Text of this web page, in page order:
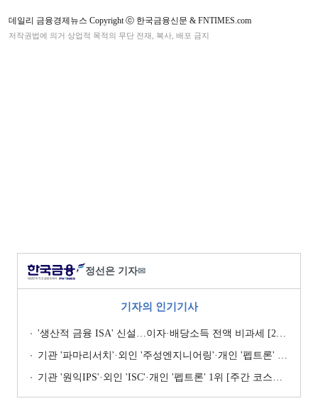
데일리 금융경제뉴스 Copyright ⓒ 한국금융신문 & FNTIMES.com
저작권법에 의거 상업적 목적의 무단 전재, 복사, 배포 금지
정선은 기자✉
기자의 인기기사
'생산적 금융 ISA' 신설…이자·배당소득 전액 비과세 [2026 세제개편안]
기관 '파마리서치'·외인 '주성엔지니어링'·개인 '펩트론' 1위 [주간 코스닥 순매수- 2026년 7월27일~7월31일]
기관 '원익IPS'·외인 'ISC'·개인 '펩트론' 1위 [주간 코스닥 순매수- 2026년 7월6일~7월10일]